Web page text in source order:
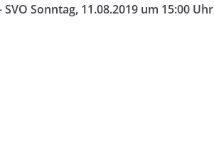
SVO Sonntag, 11.08.2019 um 15:00 Uhr